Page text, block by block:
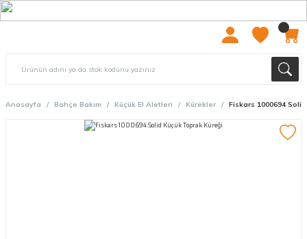
Anasayfa Bahçe Bakım Küçük El Aletleri Kürekler Fiskars 1000694